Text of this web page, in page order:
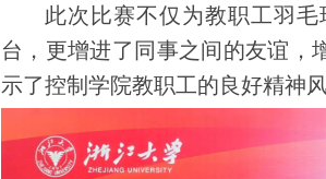
此次比赛不仅为教职工羽
台，更增进了同事之间的友谊，
示了控制学院教职工的良好精神